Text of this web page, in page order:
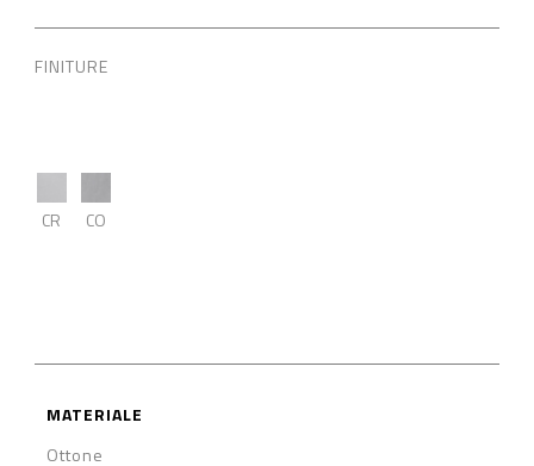
FINITURE
CR CO
MATERIALE
Ottone